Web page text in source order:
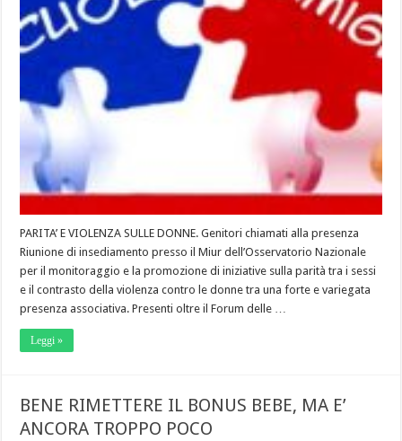
PARITA’ E VIOLENZA SULLE DONNE. Genitori chiamati alla presenza
Riunione di insediamento presso il Miur dell’Osservatorio Nazionale
per il monitoraggio e la promozione di iniziative sulla parità tra i sessi
e il contrasto della violenza contro le donne tra una forte e variegata
presenza associativa. Presenti oltre il Forum delle …
Leggi »
BENE RIMETTERE IL BONUS BEBE, MA E’
ANCORA TROPPO POCO